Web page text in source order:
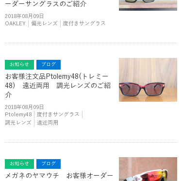
ーダーサングラスのご紹介
2018年08月09日
OAKLEY
偏光レンズ 度付きサングラス
お知らせ ブログ
お客様注文品Ptolemy48(トレミー
48) 遠近両用 調光レンズのご紹
介
2018年08月09日
Ptolemy48
度付きサングラス
調光レンズ
遠近両用
お知らせ ブログ
メガネのヤマウチ お客様オーダー